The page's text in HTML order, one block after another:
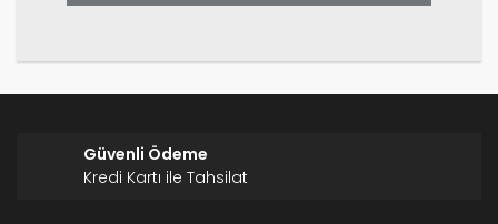
Güvenli Ödeme
Kredi Kartı ile Tahsilat